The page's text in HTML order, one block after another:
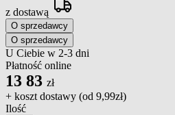
z dostawą
O sprzedawcy
O sprzedawcy
U Ciebie w 2-3 dni
Płatność online
13 83 zł
+ koszt dostawy (od 9,99zł)
Ilość